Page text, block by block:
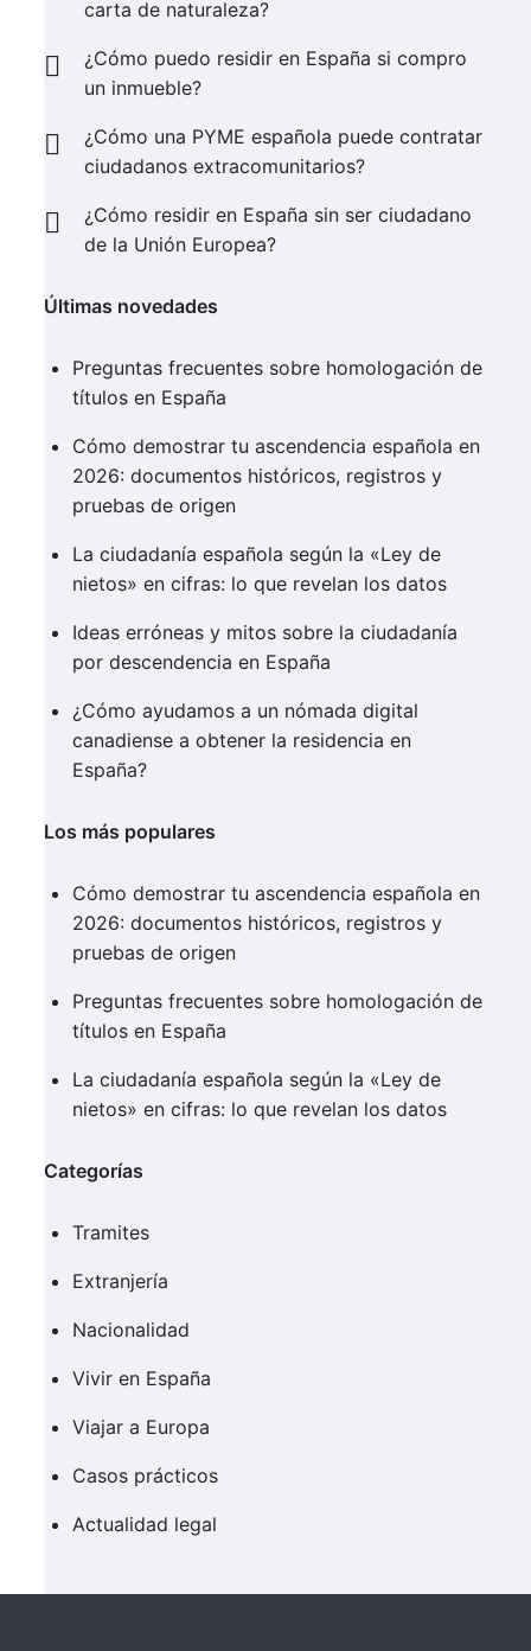
carta de naturaleza?
¿Cómo puedo residir en España si compro
un inmueble?
¿Cómo una PYME española puede contratar
ciudadanos extracomunitarios?
¿Cómo residir en España sin ser ciudadano
de la Unión Europea?
Últimas novedades
Preguntas frecuentes sobre homologación de
títulos en España
Cómo demostrar tu ascendencia española en
2026: documentos históricos, registros y
pruebas de origen
La ciudadanía española según la «Ley de
nietos» en cifras: lo que revelan los datos
Ideas erróneas y mitos sobre la ciudadanía
por descendencia en España
¿Cómo ayudamos a un nómada digital
canadiense a obtener la residencia en
España?
Los más populares
Cómo demostrar tu ascendencia española en
2026: documentos históricos, registros y
pruebas de origen
Preguntas frecuentes sobre homologación de
títulos en España
La ciudadanía española según la «Ley de
nietos» en cifras: lo que revelan los datos
Categorías
Tramites
Extranjería
Nacionalidad
Vivir en España
Viajar a Europa
Casos prácticos
Actualidad legal